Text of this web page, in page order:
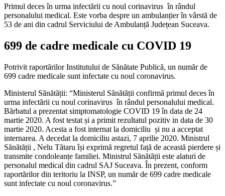
Primul deces în urma infectării cu noul corinavirus în rândul
personalului medical. Este vorba despre un ambulanțier în vârstă de
53 de ani din cadrul Serviciului de Ambulanță Județean Suceava.
699 de cadre medicale cu COVID 19
Potrivit raportărilor Institutului de Sănătate Publică, un număr de
699 cadre medicale sunt infectate cu noul coronavirus.
Ministerul Sănătății: “Ministerul Sănătății confirmă primul deces în
urma infectării cu noul corinavirus în rândul personalului medical.
Bărbatul a prezentat simptomatologie COVID 19 în data de 24
martie 2020. A fost testat și a primit rezultatul pozitiv in data de 30
martie 2020. Acesta a fost internat la domiciliu și nu a acceptat
internarea. A decedat la domiciliu astazi, 7 aprilie 2020. Ministrul
Sănătății , Nelu Tătaru își exprimă regretul față de această pierdere și
transmite condoleanțe familiei. Ministrul Sănătății este alaturi de
personalul medical din cadrul SAJ Suceava. În prezent, conform
raportărilor din teritoriu la INSP, un număr de 699 cadre medicale
sunt infectate cu noul coronavirus.”